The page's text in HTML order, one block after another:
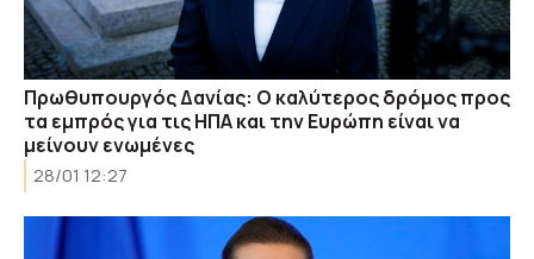
Πρωθυπουργός Δανίας: Ο καλύτερος δρόμος προς
τα εμπρός για τις ΗΠΑ και την Ευρώπη είναι να
μείνουν ενωμένες
28/01 12:27